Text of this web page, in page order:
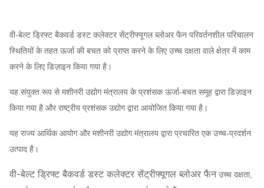
वी-बेल्ट ड्रिफ्ट बैकवर्ड डस्ट कलेक्टर सेंट्रीफ्यूगल ब्लोअर फैन परिवर्तनशील परिचालन
स्थितियों के तहत ऊर्जा की बचत को प्राप्त करने के लिए उच्च दक्षता वाले क्षेत्र में काम
करने के लिए डिज़ाइन किया गया है।
यह संयुक्त रूप से मशीनरी उद्योग मंत्रालय के प्रशंसक ऊर्जा-बचत समूह द्वारा डिज़ाइन
किया गया है और राष्ट्रीय प्रशंसक उद्योग द्वारा आयोजित किया गया है।
यह राज्य आर्थिक आयोग और मशीनरी उद्योग मंत्रालय द्वारा प्रचारित एक उच्च-प्रदर्शन
उत्पाद है।
वी-बेल्ट ड्रिफ्ट बैकवर्ड डस्ट कलेक्टर सेंट्रीफ्यूगल ब्लोअर फैनउच्च दक्षता,